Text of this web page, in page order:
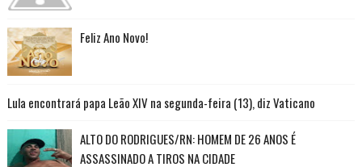
Feliz Ano Novo!
Lula encontrará papa Leão XIV na segunda-feira (13), diz Vaticano
ALTO DO RODRIGUES/RN: HOMEM DE 26 ANOS É
ASSASSINADO A TIROS NA CIDADE